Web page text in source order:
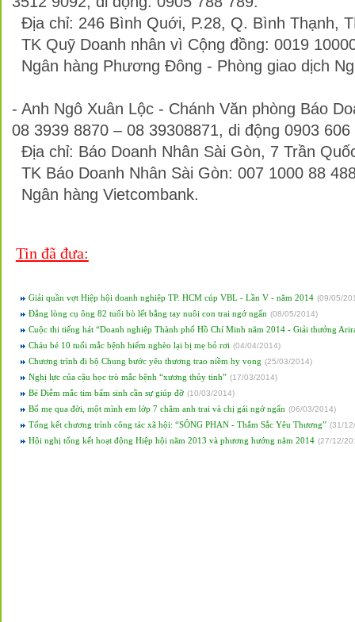
Địa chỉ: 246 Bình Quới, P.28, Q. Bình Thạnh,
TK Quỹ Doanh nhân vì Cộng đồng: 0019
Ngân hàng Phương Đông - Phòng giao dịch
- Anh Ngô Xuân Lộc - Chánh Văn phòng Báo
08 3939 8870 – 08 39308871, di động 0903 606
Địa chỉ: Báo Doanh Nhân Sài Gòn, 7 Trần
TK Báo Doanh Nhân Sài Gòn: 007 1000 88
Ngân hàng Vietcombank.
Tin đã đưa:
Giải quần vợt Hiệp hội doanh nghiệp TP. HCM cúp VBL - Lần V - năm 2014 (09/05/
Đắng lòng cụ ông 82 tuổi bò lết bằng tay nuôi con trai ngớ ngẩn (08/05/2014)
Cuộc thi tiếng hát “Doanh nghiệp Thành phố Hồ Chí Minh năm 2014 - Giải thưởng
Cháu bé 10 tuổi mắc bệnh hiểm nghèo lại bị mẹ bỏ rơi (04/04/2014)
Chương trình đi bộ Chung bước yêu thương trao niềm hy vọng (25/03/2014)
Nghị lực của cậu học trò mắc bệnh “xương thủy tinh” (17/03/2014)
Bé Diễm mắc tim bẩm sinh cần sự giúp đỡ (10/03/2014)
Bố mẹ qua đời, một mình em lớp 7 chăm anh trai và chị gái ngớ ngẩn (06/03/2014)
Tổng kết chương trình công tác xã hội: “SÔNG PHAN - Thắm Sắc Yêu Thương” (31/
Hội nghị tổng kết hoạt động Hiệp hội năm 2013 và phương hướng năm 2014 (27/12/